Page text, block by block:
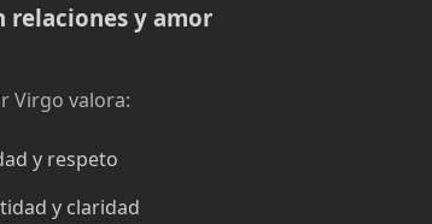
relaciones y amor
Virgo valora:
y respeto
y claridad